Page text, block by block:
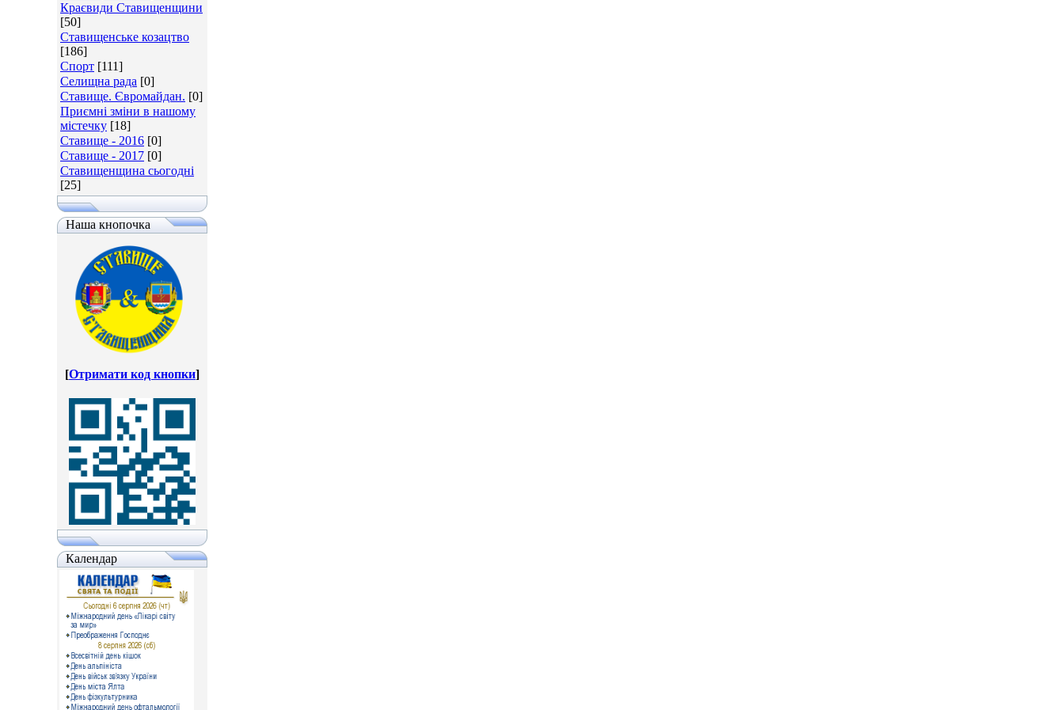
Краєвиди Ставищенщини
[50]
Ставищенське козацтво
[186]
Спорт [111]
Селищна рада [0]
Ставище. Євромайдан. [0]
Приємні зміни в нашому
містечку [18]
Ставище - 2016 [0]
Ставище - 2017 [0]
Ставищенщина сьогодні
[25]
Наша кнопочка
[Отримати код кнопки]
Календар